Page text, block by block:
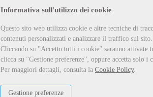
Informativa sull'utilizzo dei cookie
Questo sito web utilizza cookie e altre tecniche di
contenuti personalizzati e analizzare il traffico sul sito.
Cliccando su "Accetto tutti i cookie" saranno attivate
clicca su "Gestione preferenze", oppure accetta solo
Per maggiori dettagli, consulta la Cookie Policy.
Gestione preferenze